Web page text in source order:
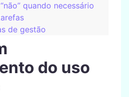
quando necessário
de gestão
do uso